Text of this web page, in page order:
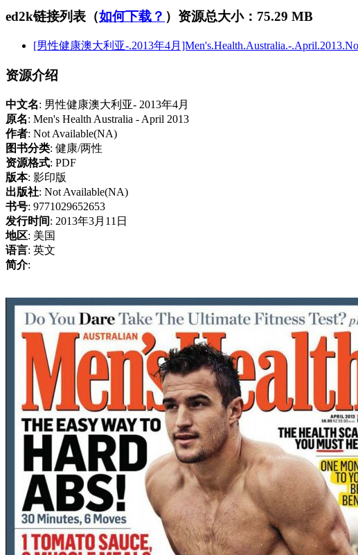
ed2k链接列表（如何下载？ ） 资源总大小：75.29 MB
[男性健康澳大利亚-.2013年4月]Men's.Health.Australia.-
资源介绍
中文名: 男性健康澳大利亚- 2013年4月
原名: Men's Health Australia - April 2013
作者: Not Available(NA)
图书分类: 健康/两性
资源格式: PDF
版本: 影印版
出版社: Not Available(NA)
书号: 9771029652653
发行时间: 2013年3月11日
地区: 美国
语言: 英文
简介: